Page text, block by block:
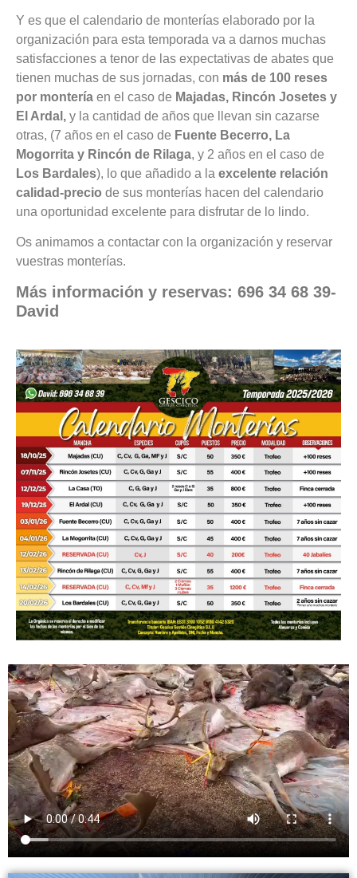
Y es que el calendario de monterías elaborado por la
organización para esta temporada va a darnos muchas
satisfacciones a tenor de las expectativas de abates que
tienen muchas de sus jornadas, con más de 100 reses
por montería en el caso de Majadas, Rincón Josetes y
El Ardal, y la cantidad de años que llevan sin cazarse
otras, (7 años en el caso de Fuente Becerro, La
Mogorrita y Rincón de Rilaga, y 2 años en el caso de
Los Bardales), lo que añadido a la excelente relación
calidad-precio de sus monterías hacen del calendario
una oportunidad excelente para disfrutar de lo lindo.
Os animamos a contactar con la organización y reservar
vuestras monterías.
Más información y reservas: 696 34 68 39-
David